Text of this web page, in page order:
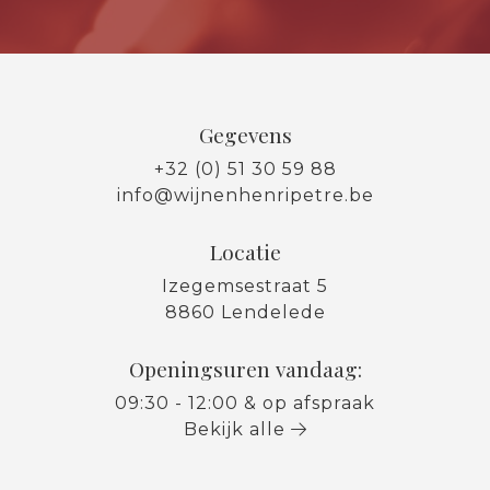
Gegevens
+32 (0) 51 30 59 88
info@wijnenhenripetre.be
Locatie
Izegemsestraat 5
8860 Lendelede
Openingsuren vandaag:
09:30 - 12:00 & op afspraak
Bekijk alle